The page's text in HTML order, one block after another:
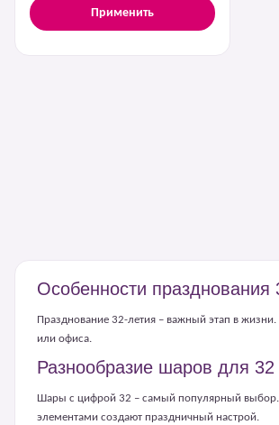
Применить
Особенности празднования
Празднование 32-летия – важный этап в
или офиса.
Разнообразие шаров для 32
Шары с цифрой 32 – самый популярный выбор.
элементами создают праздничный настрой.